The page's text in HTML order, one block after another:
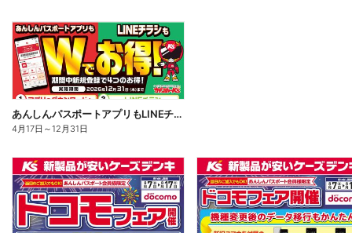
あんしんパスポートアプリもLINEチラシもWでお得!
4月17日 ～12月31日